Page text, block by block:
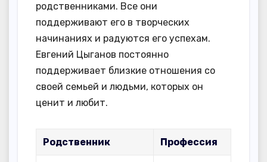
родственниками. Все они
поддерживают его в творческих
начинаниях и радуются его успехам.
Евгений Цыганов постоянно
поддерживает близкие отношения со
своей семьей и людьми, которых он
ценит и любит.
Родственник Профессия